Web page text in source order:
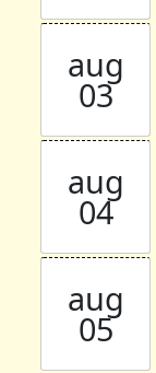
aug
03
aug
04
aug
05